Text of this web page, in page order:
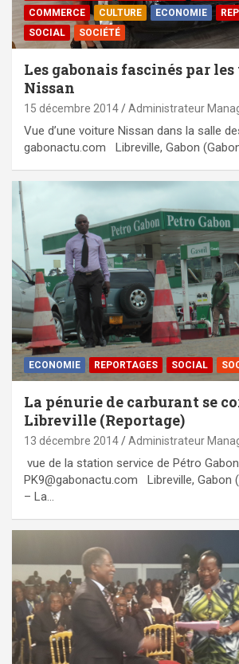
COMMERCE
CULTURE ECONOMIE
SOCIAL
SOCIÉTÉ
Les gabonais fascinés par
Nissan
15 décembre 2014 Administrateur
Vue d’une voiture Nissan dans la salle
gabonactu.com Libreville, Gabon
ECONOMIE REPORTAGES SOCIAL
La pénurie de carburant se
Libreville (Reportage)
13 décembre 2014 Administrateur
vue de la station service de Pétro
PK9@gabonactu.com Libreville, Gabon
– La…